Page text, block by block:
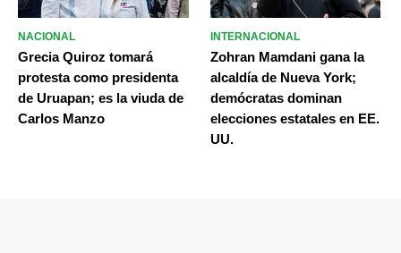
NACIONAL
Grecia Quiroz tomará
protesta como presidenta
de Uruapan; es la viuda de
Carlos Manzo
INTERNACIONAL
Zohran Mamdani gana la
alcaldía de Nueva York;
demócratas dominan
elecciones estatales en EE.
UU.